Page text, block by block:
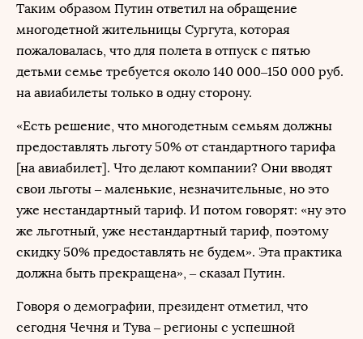
Таким образом Путин ответил на обращение
многодетной жительницы Сургута, которая
пожаловалась, что для полета в отпуск с пятью
детьми семье требуется около 140 000–150 000 руб.
на авиабилеты только в одну сторону.
«Есть решение, что многодетным семьям должны
предоставлять льготу 50% от стандартного тарифа
[на авиабилет]. Что делают компании? Они вводят
свои льготы – маленькие, незначительные, но это
уже нестандартный тариф. И потом говорят: «ну это
же льготный, уже нестандартный тариф, поэтому
скидку 50% предоставлять не будем». Эта практика
должна быть прекращена», – сказал Путин.
Говоря о демографии, президент отметил, что
сегодня Чечня и Тува – регионы с успешной